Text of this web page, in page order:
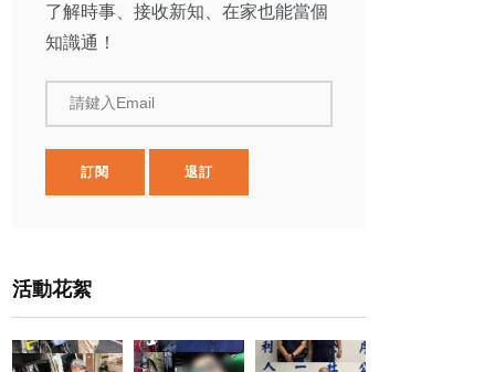
了解時事、接收新知、在家也能當個
知識通！
請鍵入Email
訂閱 退訂
活動花絮